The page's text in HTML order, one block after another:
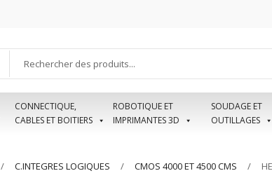
CONNECTIQUE,
CABLES ET BOITIERS
ROBOTIQUE ET
IMPRIMANTES 3D
SOUDAGE ET
OUTILLAGES
C.INTEGRES LOGIQUES CMOS 4000 ET 4500 CMS